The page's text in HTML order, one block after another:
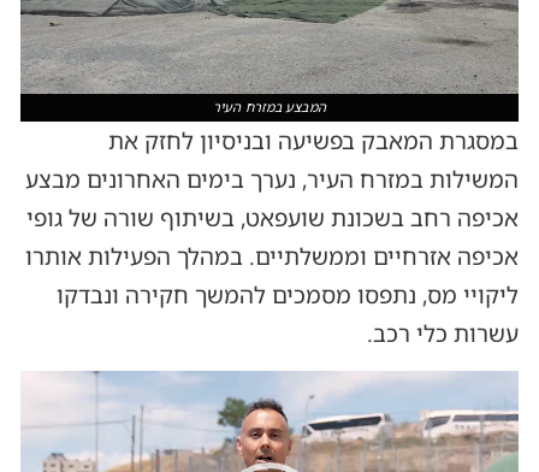
המבצע במזרח העיר
במסגרת המאבק בפשיעה ובניסיון לחזק את
המשילות במזרח העיר, נערך בימים האחרונים מבצע
אכיפה רחב בשכונת שועפאט, בשיתוף שורה של גופי
אכיפה אזרחיים וממשלתיים. במהלך הפעילות אותרו
ליקויי מס, נתפסו מסמכים להמשך חקירה ונבדקו
עשרות כלי רכב.
וידאו